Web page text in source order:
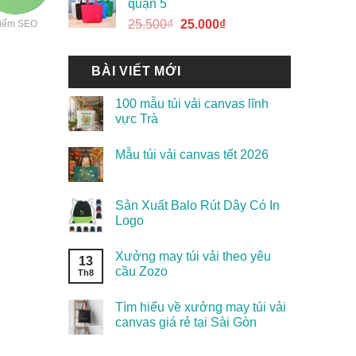
quận 5
25.500₫ 25.000₫
BÀI VIẾT MỚI
100 mẫu túi vải canvas lĩnh
vực Trà
Mẫu túi vải canvas tết 2026
Sản Xuất Balo Rút Dây Có In
Logo
13
Th8
Xưởng may túi vải theo yêu
cầu Zozo
Tìm hiểu về xưởng may túi vải
canvas giá rẻ tại Sài Gòn
SEO